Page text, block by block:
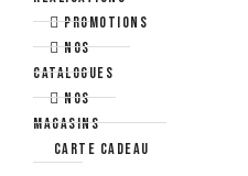
Streching &
Récupération
AQUAFITNESS
Aquabikes & Tapis
de Marche
Accessoires Natation
Promotions
Nos
catalogues
NOS
MAGASINS
Carte cadeau